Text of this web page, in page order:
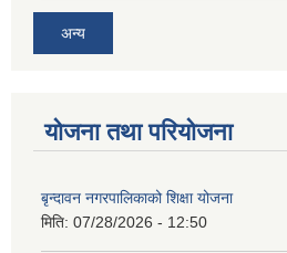
अन्य
योजना तथा परियोजना
बृन्दावन नगरपालिकाको शिक्षा योजना
मिति: 07/28/2026 - 12:50